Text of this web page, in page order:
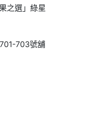
703號舖